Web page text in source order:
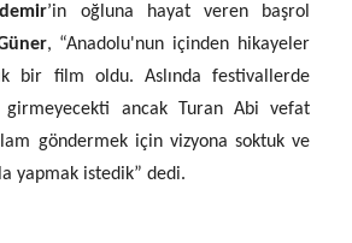
’in oğluna hayat veren
başrol
, “Anadolu'nun içinden hikayeler
bir film oldu. Aslında festivallerde
girmeyecekti ancak Turan Abi vefat
göndermek için vizyona soktuk ve
yapmak istedik” dedi.